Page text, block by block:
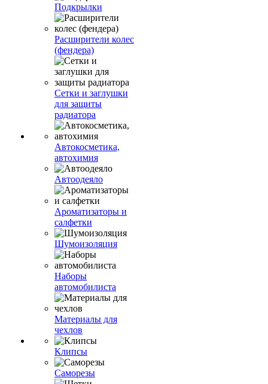
Подкрылки
Расширители колес
(фендера)
Сетки и заглушки
для защиты
радиатора
Автокосметика,
автохимия
Автоодеяло
Ароматизаторы и
салфетки
Шумоизоляция
Наборы
автомобилиста
Материалы для
чехлов
Клипсы
Саморезы